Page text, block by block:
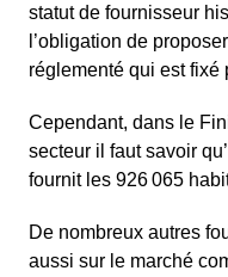
statut de fournisseur
l’obligation de
réglementé qui est fixé
Cependant, dans le
secteur il faut savoir
fournit les 926 065
De nombreux autres
aussi sur le marché